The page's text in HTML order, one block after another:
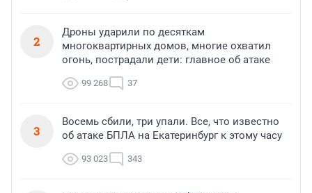
2
Дроны ударили по десяткам
многоквартирных домов, многие охватил
огонь, пострадали дети: главное об атаке
99 268 37
3
Восемь сбили, три упали. Все, что известно
об атаке БПЛА на Екатеринбург к этому часу
93 023 343